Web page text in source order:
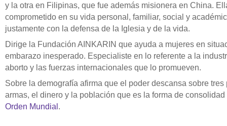
y la otra en Filipinas, que fue además misionera en China.
comprometido en su vida personal, familiar, social y
justamente con la defensa de la Iglesia y de la vida.
Dirige la Fundación AINKARIN que ayuda a mujeres en
embarazo inesperado. Especialiste en lo referente a la
aborto y las fuerzas internacionales que lo promueven.
Sobre la demografía afirma que el poder descansa sobre tres
armas, el dinero y la población que es la forma de
Orden Mundial .